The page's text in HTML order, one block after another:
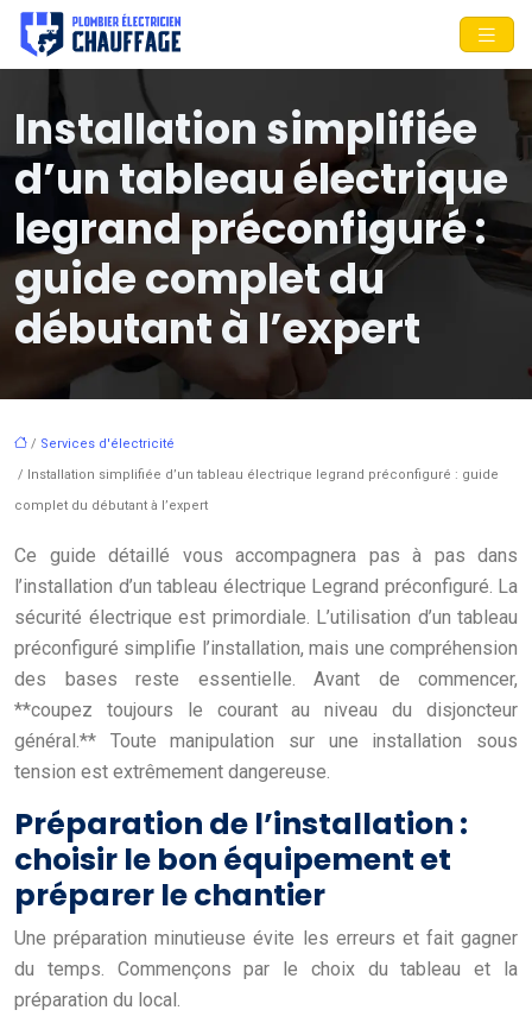
Installation simplifiée
d’un tableau électrique
legrand préconfiguré :
guide complet du
débutant à l’expert
/ Services d'électricité
/ Installation simplifiée d’un tableau électrique legrand préconfiguré : guide
complet du débutant à l’expert
Ce guide détaillé vous accompagnera pas à pas dans
l’installation d’un tableau électrique Legrand préconfiguré. La
sécurité électrique est primordiale. L’utilisation d’un tableau
préconfiguré simplifie l’installation, mais une compréhension
des bases reste essentielle. Avant de commencer,
**coupez toujours le courant au niveau du disjoncteur
général.** Toute manipulation sur une installation sous
tension est extrêmement dangereuse.
Préparation de l’installation :
choisir le bon équipement et
préparer le chantier
Une préparation minutieuse évite les erreurs et fait gagner
du temps. Commençons par le choix du tableau et la
préparation du local.